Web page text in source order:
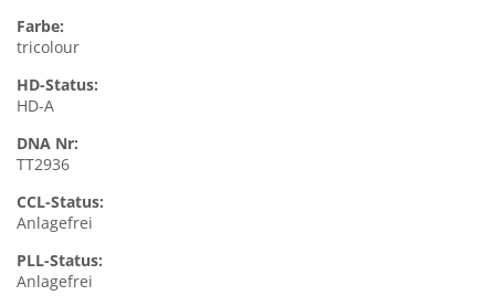
Farbe:
tricolour
HD-Status:
HD-A
DNA Nr:
TT2936
CCL-Status:
Anlagefrei
PLL-Status:
Anlagefrei